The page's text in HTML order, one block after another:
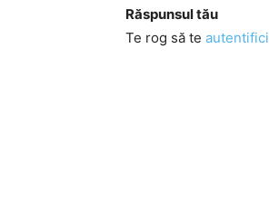
Răspunsul tău
Te rog să te autentifici